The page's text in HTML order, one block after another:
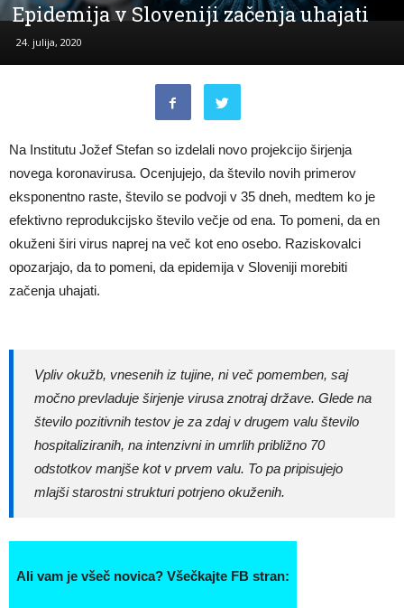
Epidemija v Sloveniji začenja uhajati
24. julija, 2020
Na Institutu Jožef Stefan so izdelali novo projekcijo širjenja
novega koronavirusa. Ocenjujejo, da število novih primerov
eksponentno raste, število se podvoji v 35 dneh, medtem ko je
efektivno reprodukcijsko število večje od ena. To pomeni, da en
okuženi širi virus naprej na več kot eno osebo. Raziskovalci
opozarjajo, da to pomeni, da epidemija v Sloveniji morebiti
začenja uhajati.
Vpliv okužb, vnesenih iz tujine, ni več pomemben, saj
močno prevladuje širjenje virusa znotraj države. Glede na
število pozitivnih testov je za zdaj v drugem valu število
hospitaliziranih, na intenzivni in umrlih približno 70
odstotkov manjše kot v prvem valu. To pa pripisujejo
mlajši starostni strukturi potrjeno okuženih.
Ali vam je všeč novica? Všečkajte FB stran: